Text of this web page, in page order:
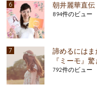
朝井麗華直伝
894件のビュー
諦めるには
『ミーモ』
792件のビュー